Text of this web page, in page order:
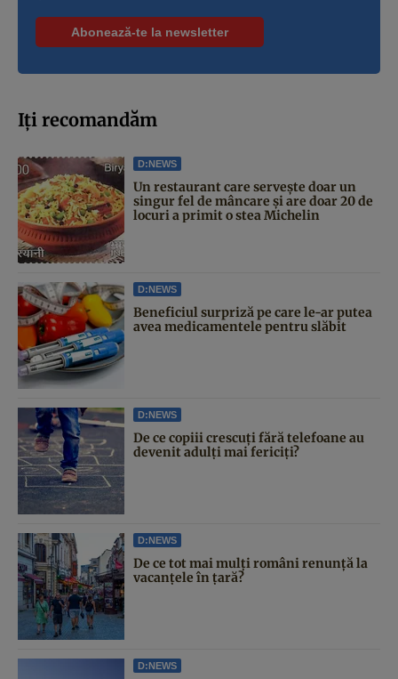
Iți recomandăm
D:NEWS
Un restaurant care servește doar un
singur fel de mâncare și are doar 20 de
locuri a primit o stea Michelin
D:NEWS
Beneficiul surpriză pe care le-ar putea
avea medicamentele pentru slăbit
D:NEWS
De ce copiii crescuți fără telefoane au
devenit adulți mai fericiți?
D:NEWS
De ce tot mai mulți români renunță la
vacanțele în țară?
D:NEWS